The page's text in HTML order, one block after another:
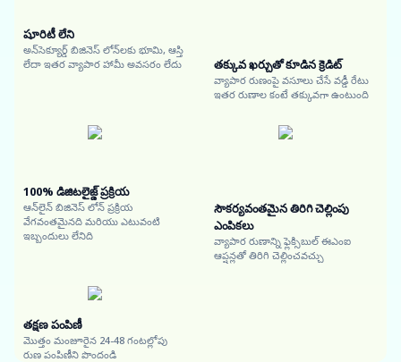
షూరిటీ లేని
అన్‌సెక్యూర్డ్ బిజినెస్ లోన్‌లకు భూమి, ఆస్తి
లేదా ఇతర వ్యాపార హామీ అవసరం లేదు
తక్కువ ఖర్చుతో కూడిన క్రెడిట్
వ్యాపార రుణంపై వసూలు చేసే వడ్డీ రేటు
ఇతర రుణాల కంటే తక్కువగా ఉంటుంది
100% డిజిటలైజ్డ్ ప్రక్రియ
ఆన్‌లైన్ బిజినెస్ లోన్ ప్రక్రియ
వేగవంతమైనది మరియు ఎటువంటి
ఇబ్బందులు లేనిది
సౌకర్యవంతమైన తిరిగి చెల్లింపు
ఎంపికలు
వ్యాపార రుణాన్ని ఫ్లెక్సిబుల్ ఈఎంఐ
ఆప్షన్లతో తిరిగి చెల్లించవచ్చు
తక్షణ పంపిణీ
మొత్తం మంజూరైన 24-48 గంటల్లోపు
రుణ పంపిణీని పొందండి